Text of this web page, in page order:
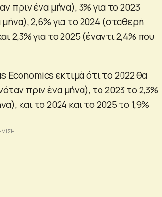
πριν ένα μήνα), 3% για το 2023
2,6% για το 2024 (σταθερή
2,3% για το 2025 (έναντι 2,4% που
εκτιμά ότι το 2022 θα
πριν ένα μήνα), το 2023 το 2,3%
και το 2024 και το 2025 το 1,9%